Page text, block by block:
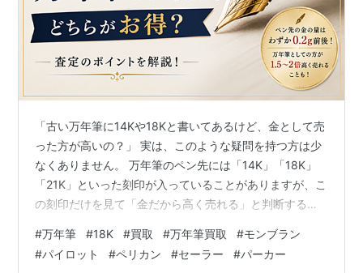
「古い万年筆に14Kや18Kと書いてあるけど、金として売
った方が高いの？」 実は、このような疑問を持つ方は少
なくありません。 万年筆のペン先には「14K」「18K」
「21K」といった刻印が入っていることがありますが、こ
の刻印だけを見て「金だから高く売れる」と判断するの
くある疑問について解説します。 14K・18Kとは何を表
している？ 14K・18Kという刻印は、ペン先に使用され
#万年筆 #18K #買取 #万年筆買取 #モンブラン
#パイロット #ペリカン #セーラー #パーカー